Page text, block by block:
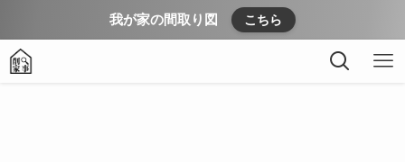
我が家の間取り図 こちら